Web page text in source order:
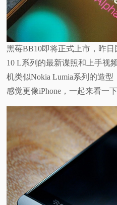
讯
评
测
视
科
普
体
黑莓BB10即将正式上市，昨
10 L系列的最新谍照和上手视
机类似Nokia Lumia系列的造
感觉更像iPhone，一起来看一下